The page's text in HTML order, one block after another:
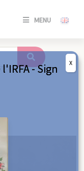
MENU
SE
- Sign
X